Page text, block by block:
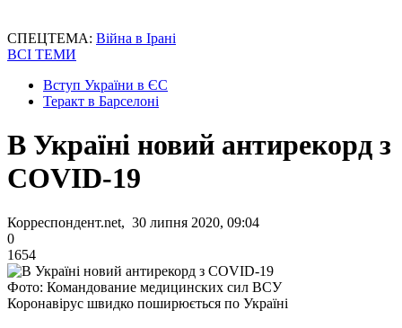
СПЕЦТЕМА: Війна в Ірані
ВСІ ТЕМИ
Вступ України в ЄС
Теракт в Барселоні
В Україні новий антирекорд з
COVID-19
Корреспондент.net, 30 липня 2020, 09:04
0
1654
Фото: Командование медицинских сил ВСУ
Коронавірус швидко поширюється по Україні